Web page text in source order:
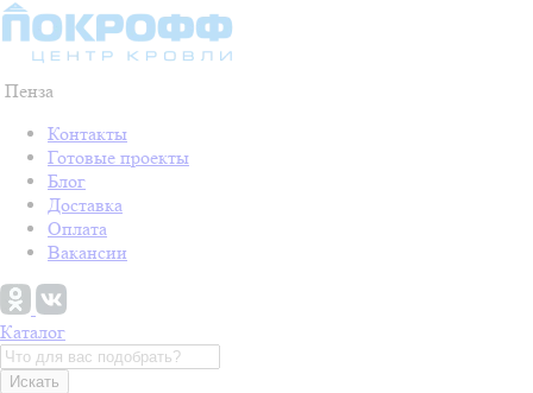
Пенза
Контакты
Готовые проекты
Блог
Доставка
Оплата
Вакансии
Каталог
Искать